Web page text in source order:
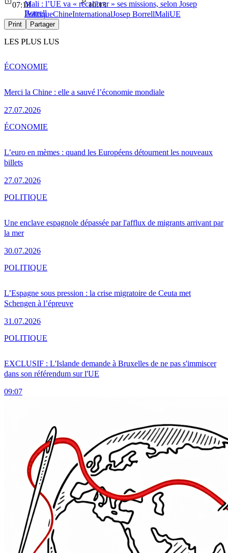
Mali : l’UE va « recalibrer » ses missions, selon Josep
Borrell
07:18
10:13
PolitiqueChineInternationalJosep BorrellMaliUE
Print Partager
LES PLUS LUS
Merci la Chine : elle a sauvé l’économie mondiale
27.07.2026
ÉCONOMIE
L’euro en mèmes : quand les Européens détournent les nouveaux
billets
27.07.2026
ÉCONOMIE
Une enclave espagnole dépassée par l'afflux de migrants arrivant par
la mer
30.07.2026
POLITIQUE
L’Espagne sous pression : la crise migratoire de Ceuta met
Schengen à l’épreuve
31.07.2026
POLITIQUE
EXCLUSIF : L'Islande demande à Bruxelles de ne pas s'immiscer
dans son référendum sur l'UE
09:07
POLITIQUE